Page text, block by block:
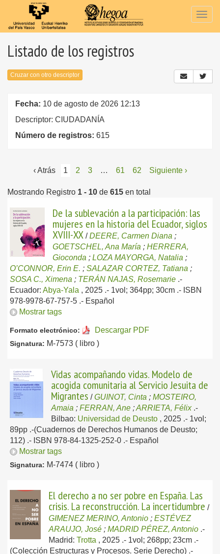
Listado de los registros
Cruzar con otro descriptor
Fecha: 10 de agosto de 2026 12:13
Descriptor: CIUDADANÍA
Número de registros: 615
‹ Atrás 1 2 3 … 61 62 Siguiente ›
Mostrando Registro 1 - 10 de 615 en total
De la sublevación a la participación: las
mujeres en la historia del Ecuador, siglos
XVIII-XX /DEERE, Carmen Diana ;
GOETSCHEL, Ana María ; HERRERA,
Gioconda ; LOZA MAYORGA, Natalia ;
O’CONNOR, Erin E. ; SALAZAR CORTEZ, Tatiana ;
SOSA C., Ximena ; TERÁN NAJAS, Rosemarie .-
Ecuador: Abya-Yala , 2025 .- 1vol; 364pp; 30cm .- ISBN
978-9978-67-757-5 .- Español
Mostrar tags
Formato electrónico: Descargar PDF
Signatura: M-7573 ( libro )
Vidas acompañando vidas. Modelo de
acogida comunitaria al Servicio Jesuita de
Migrantes /GUINOT, Cinta ; MOSTEIRO,
Amaia ; FERRAN, Ane ;ARRIETA, Félix .-
Bilbao: Universidad de Deusto , 2025 .- 1vol;
89pp .-(Cuadernos de Derechos Humanos de Deusto;
112) .- ISBN 978-84-1325-252-0 .- Español
Mostrar tags
Signatura: M-7474 ( libro )
El derecho a no ser pobre en España. Las
crisis. La reconstrucción. La incertidumbre /
GIMENEZ MERINO, Antonio ; ESTÉVEZ
ARAUJO, José ; MADRID PÉREZ, Antonio .-
Madrid: Trotta , 2025 .- 1vol; 268pp; 23cm .-
(Colección Estructuras y Procesos. Serie Derecho) .-